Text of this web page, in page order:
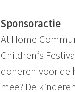
Sponsoractie
At Home
Children’s
doneren voor de
mee? De